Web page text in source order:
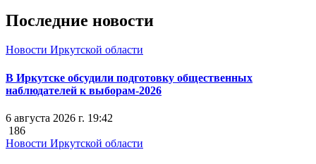
Последние новости
Новости Иркутской области
В Иркутске обсудили подготовку общественных
наблюдателей к выборам-2026
6 августа 2026 г. 19:42
186
Новости Иркутской области